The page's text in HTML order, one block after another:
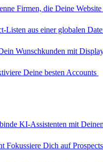
Firmen, die Deine Website
Listen aus einer globalen
Wunschkunden mit
Deine besten Accounts
KI-Assistenten mit
Fokussiere Dich auf